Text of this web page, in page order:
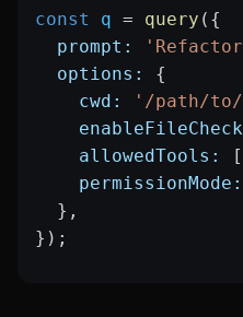
const q = query ({
  prompt:
  options:
{
    cwd:
'/path/
    allowedTools:
[
    permissionMode:
  },
});